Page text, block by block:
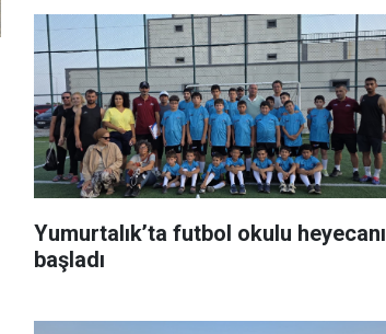
Yumurtalık’ta futbol okulu heyecanı
başladı